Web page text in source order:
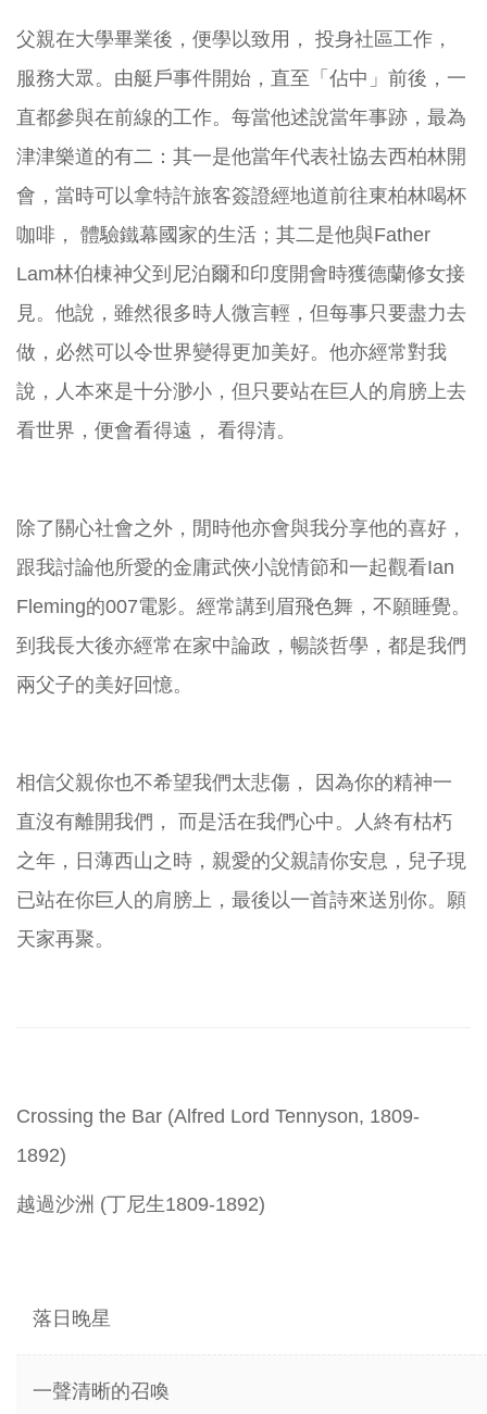
父親在大學畢業後，便學以致用， 投身社區工作，
服務大眾。由艇戶事件開始，直至「佔中」前後，一
直都參與在前線的工作。每當他述說當年事跡，最為
津津樂道的有二：其一是他當年代表社協去西柏林開
會，當時可以拿特許旅客簽證經地道前往東柏林喝杯
咖啡， 體驗鐵幕國家的生活；其二是他與Father
Lam林伯棟神父到尼泊爾和印度開會時獲德蘭修女接
見。他說，雖然很多時人微言輕，但每事只要盡力去
做，必然可以令世界變得更加美好。他亦經常對我
說，人本來是十分渺小，但只要站在巨人的肩膀上去
看世界，便會看得遠， 看得清。
除了關心社會之外，閒時他亦會與我分享他的喜好，
跟我討論他所愛的金庸武俠小說情節和一起觀看Ian
Fleming的007電影。經常講到眉飛色舞，不願睡覺。
到我長大後亦經常在家中論政，暢談哲學，都是我們
兩父子的美好回憶。
相信父親你也不希望我們太悲傷， 因為你的精神一
直沒有離開我們， 而是活在我們心中。人終有枯朽
之年，日薄西山之時，親愛的父親請你安息，兒子現
已站在你巨人的肩膀上，最後以一首詩來送別你。願
天家再聚。
Crossing the Bar (Alfred Lord Tennyson, 1809-
1892)
越過沙洲 (丁尼生1809-1892)
落日晚星
一聲清晰的召喚